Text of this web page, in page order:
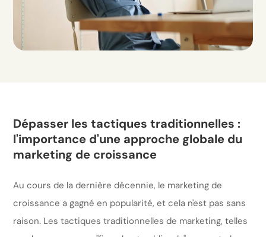
Dépasser les tactiques traditionnelles :
l'importance d'une approche globale du
marketing de croissance
Au cours de la dernière décennie, le marketing de
croissance a gagné en popularité, et cela n'est pas sans
raison. Les tactiques traditionnelles de marketing, telles